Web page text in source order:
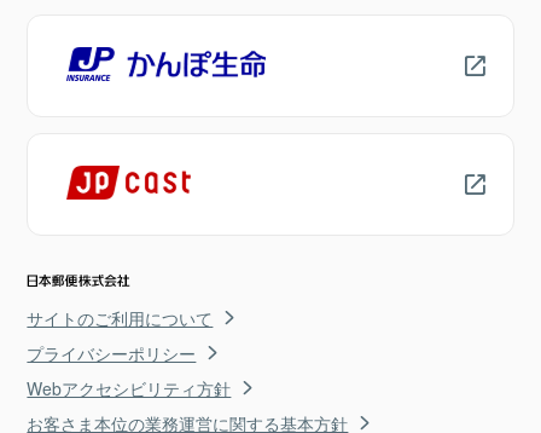
サイトのご利用について
プライバシーポリシー
Webアクセシビリティ方針
お客さま本位の業務運営に関する基本方針